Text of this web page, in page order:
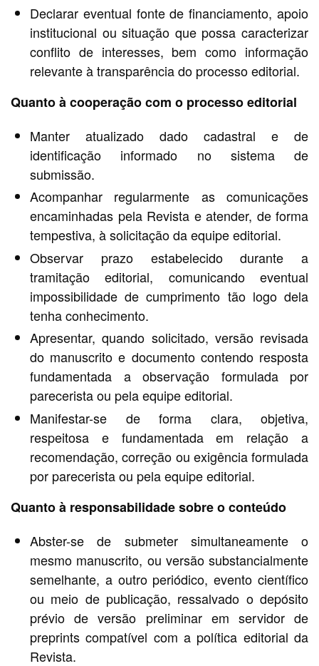
Declarar eventual fonte de financiamento, apoio
institucional ou situação que possa caracterizar
conflito de interesses, bem como informação
relevante à transparência do processo editorial.
Quanto à cooperação com o processo editorial
Manter atualizado dado cadastral e de
identificação informado no sistema de
submissão.
Acompanhar regularmente as comunicações
encaminhadas pela Revista e atender, de forma
tempestiva, à solicitação da equipe editorial.
Observar prazo estabelecido durante a
tramitação editorial, comunicando eventual
impossibilidade de cumprimento tão logo dela
tenha conhecimento.
Apresentar, quando solicitado, versão revisada
do manuscrito e documento contendo resposta
fundamentada a observação formulada por
parecerista ou pela equipe editorial.
Manifestar-se de forma clara, objetiva,
respeitosa e fundamentada em relação a
recomendação, correção ou exigência formulada
por parecerista ou pela equipe editorial.
Quanto à responsabilidade sobre o conteúdo
Abster-se de submeter simultaneamente o
mesmo manuscrito, ou versão substancialmente
semelhante, a outro periódico, evento científico
ou meio de publicação, ressalvado o depósito
prévio de versão preliminar em servidor de
preprints compatível com a política editorial da
Revista.